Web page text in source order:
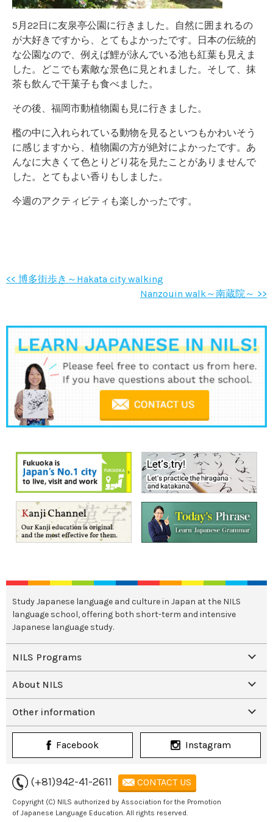
5月22日に友泉亭公園に行きました。自然に囲まれるの
が大好きですから、とてもよかったです。日本の伝統的
な公園なので、例えば鯉が泳んでいる池も紅葉も見えま
した。どこでも素敵な景色に見とれました。そして、抹
茶も飲んで干菓子も食べました。
その後、福岡市動植物園も見に行きました。
檻の中に入れられている動物を見るといつもかわいそう
に感じますから、植物園の方が絶対によかったです。あ
んなに大きくて色とりどり花を見たことがありませんで
した。とてもよい香りもしました。
今週のアクティビティも楽しかったです。
<< 博多街歩き～Hakata city walking
Nanzouin walk～南蔵院～ >>
Study Japanese language and culture in Japan at the NILS
language school, offering both short-term and intensive
Japanese language study.
NILS Programs
About NILS
Other information
Facebook Instagram
(+81)942-41-2611 CONTACT US
Copyright (C) NILS authorized by Association for the Promotion
of Japanese Language Education. All rights reserved.